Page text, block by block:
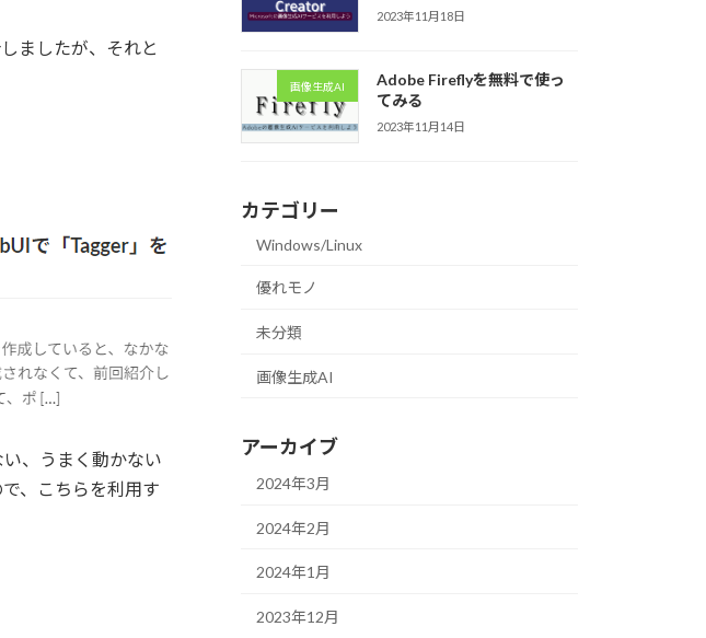
ましたが、それと
、うまく動かない
、こちらを利用す
2023年11月18日
画像生成AI
Adobe Fireflyを無料で使っ
てみる
2023年11月14日
カテゴリー
Windows/Linux
優れモノ
未分類
画像生成AI
アーカイブ
2024年3月
2024年2月
2024年1月
2023年12月